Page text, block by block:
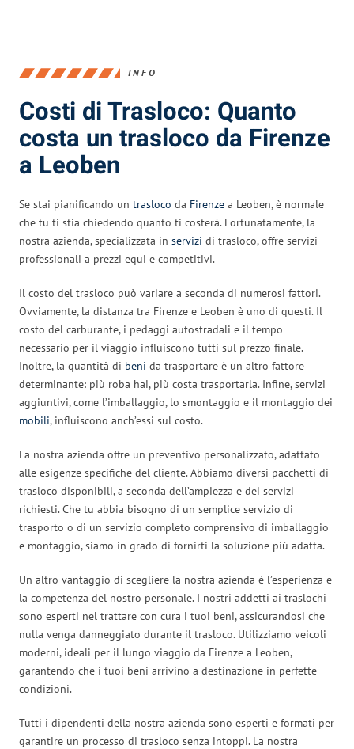
INFO
Costi di Trasloco: Quanto
costa un trasloco da Firenze
a Leoben
Se stai pianificando un trasloco da Firenze a Leoben, è normale
che tu ti stia chiedendo quanto ti costerà. Fortunatamente, la
nostra azienda, specializzata in servizi di trasloco, offre servizi
professionali a prezzi equi e competitivi.
Il costo del trasloco può variare a seconda di numerosi fattori.
Ovviamente, la distanza tra Firenze e Leoben è uno di questi. Il
costo del carburante, i pedaggi autostradali e il tempo
necessario per il viaggio influiscono tutti sul prezzo finale.
Inoltre, la quantità di beni da trasportare è un altro fattore
determinante: più roba hai, più costa trasportarla. Infine, servizi
aggiuntivi, come l’imballaggio, lo smontaggio e il montaggio dei
mobili, influiscono anch’essi sul costo.
La nostra azienda offre un preventivo personalizzato, adattato
alle esigenze specifiche del cliente. Abbiamo diversi pacchetti di
trasloco disponibili, a seconda dell’ampiezza e dei servizi
richiesti. Che tu abbia bisogno di un semplice servizio di
trasporto o di un servizio completo comprensivo di imballaggio
e montaggio, siamo in grado di fornirti la soluzione più adatta.
Un altro vantaggio di scegliere la nostra azienda è l’esperienza e
la competenza del nostro personale. I nostri addetti ai traslochi
sono esperti nel trattare con cura i tuoi beni, assicurandosi che
nulla venga danneggiato durante il trasloco. Utilizziamo veicoli
moderni, ideali per il lungo viaggio da Firenze a Leoben,
garantendo che i tuoi beni arrivino a destinazione in perfette
condizioni.
Tutti i dipendenti della nostra azienda sono esperti e formati per
garantire un processo di trasloco senza intoppi. La nostra